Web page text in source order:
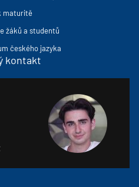
maturitě
žáků a studentů
českého jazyka
kontakt